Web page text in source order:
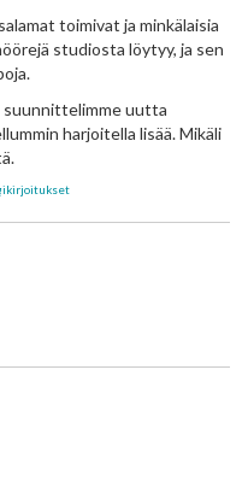
toimivat ja minkälaisia
studiosta löytyy, ja sen
suunnittelimme uutta
harjoitella lisää. Mikäli